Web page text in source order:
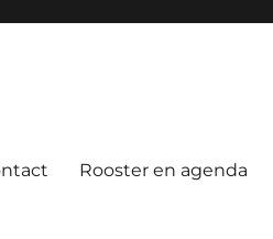
Rooster en agenda